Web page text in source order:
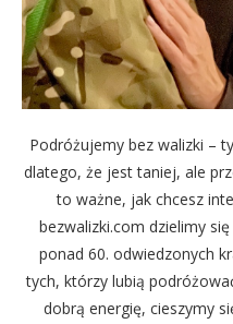
Podróżujemy bez walizki –
dlatego, że jest taniej, ale
to ważne, jak chcesz
bezwalizki.com dzielimy
ponad 60. odwiedzonych
tych, którzy lubią
dobrą energię, cieszymy